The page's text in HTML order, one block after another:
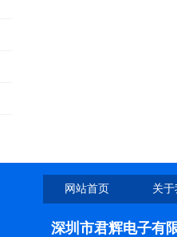
网站首页 关
深圳市君辉电子有